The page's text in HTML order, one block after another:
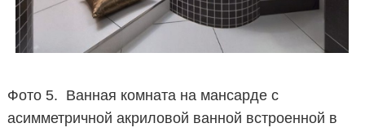
Фото 5. Ванная комната на мансарде с
асимметричной акриловой ванной встроенной в